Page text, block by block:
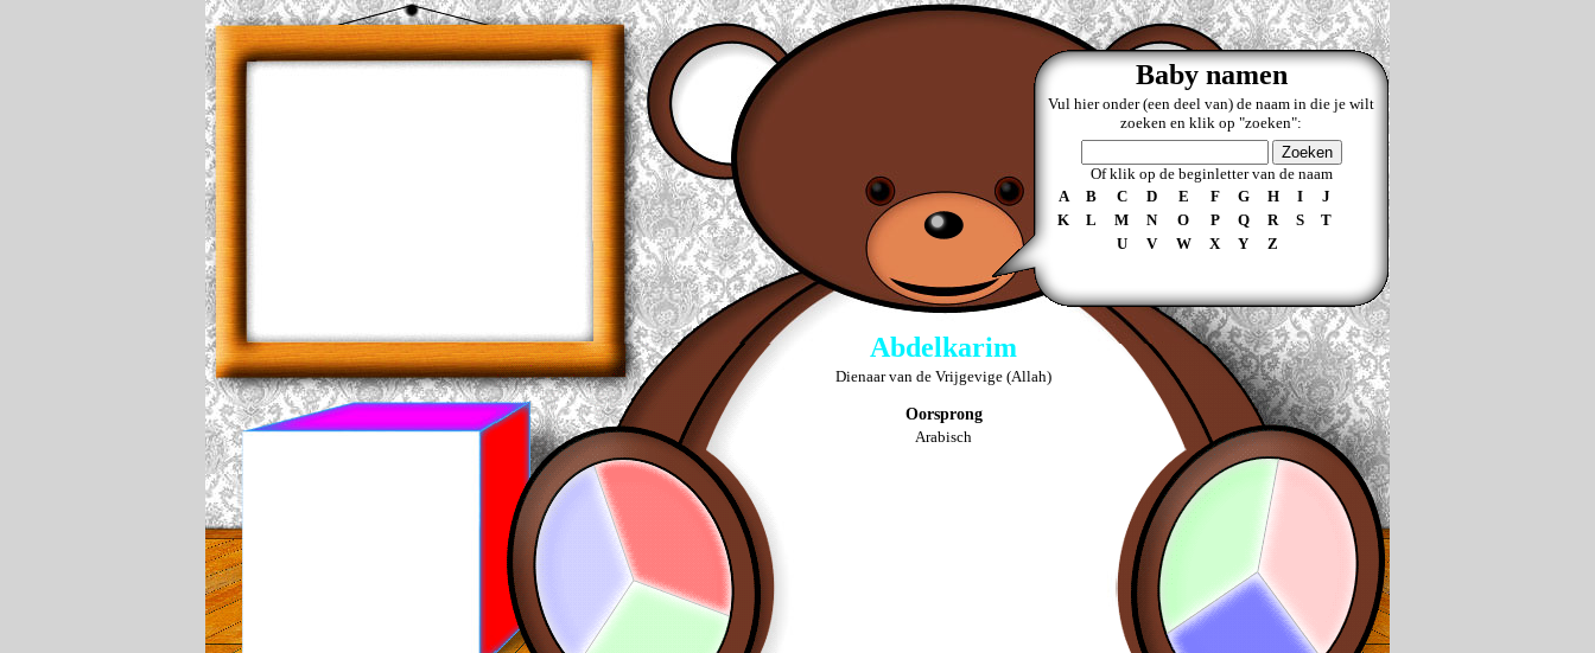
Abdelkarim
Dienaar van de Vrijgevige (Allah)
Oorsprong
Arabisch
Baby namen
Vul hier onder (een deel van) de naam in die je wilt
zoeken en klik op "zoeken":
Of klik op de beginletter van de naam
A
B C D E F G H I
J
K
L M N O P Q R S
T
U
V W X Y Z